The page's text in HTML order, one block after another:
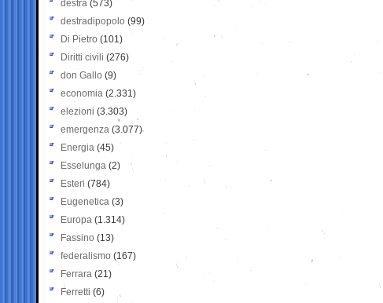
destra (573)
destradipopolo (99)
Di Pietro (101)
Diritti civili (276)
don Gallo (9)
economia (2.331)
elezioni (3.303)
emergenza (3.077)
Energia (45)
Esselunga (2)
Esteri (784)
Eugenetica (3)
Europa (1.314)
Fassino (13)
federalismo (167)
Ferrara (21)
Ferretti (6)